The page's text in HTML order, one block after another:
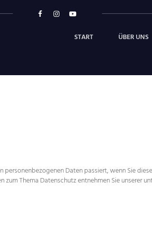
START ÜBER UNS
Daten passiert, wenn Sie
Thema Datenschutz entnehmen Sie unserer